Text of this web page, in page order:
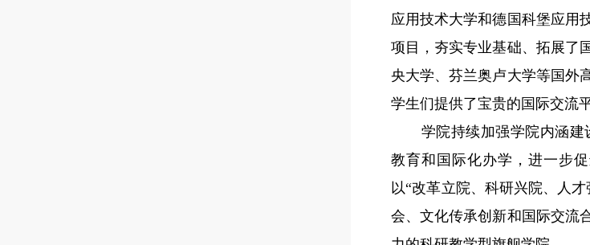
应用技术大学和德国科堡应用
项目，夯实专业基础、拓展了
央大学、芬兰奥卢大学等国外
学生们提供了宝贵的国际交流
学院持续加强学院内涵
教育和国际化办学，进一步
以“改革立院、科研兴院、人
会、文化传承创新和国际交流